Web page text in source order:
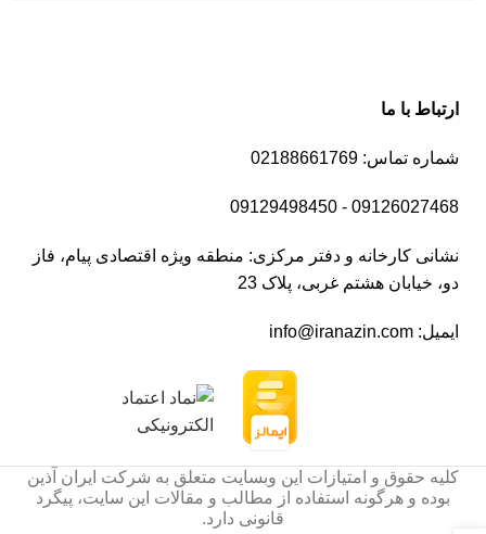
ارتباط با ما
شماره تماس: 02188661769
09126027468 - 09129498450
نشانی کارخانه و دفتر مرکزی: منطقه ویژه اقتصادی پیام، فاز
دو، خیابان هشتم غربی، پلاک 23
ایمیل: info@iranazin.com
کلیه حقوق و امتیازات این وبسایت متعلق به شرکت ایران آذین
بوده و هرگونه استفاده از مطالب و مقالات این سایت، پیگرد
قانونی دارد.